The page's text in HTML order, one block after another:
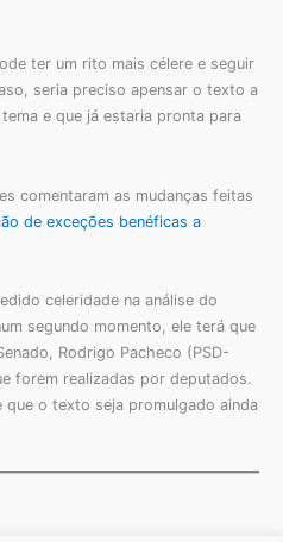
ter um rito mais célere e seguir
seria preciso apensar o texto a
e que já estaria pronta para
comentaram as mudanças feitas
de exceções benéficas a
celeridade na análise do
segundo momento, ele terá que
Rodrigo Pacheco (PSD-
forem realizadas por deputados.
que o texto seja promulgado ainda